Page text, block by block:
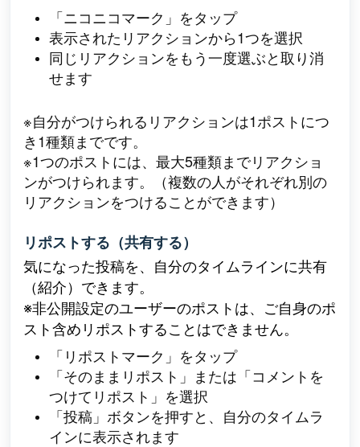
「ニコニコマーク」をタップ
表示されたリアクションから1つを選択
同じリアクションをもう一度選ぶと取り消
せます
※自分がつけられるリアクションは1ポストにつ
き1種類までです。
※1つのポストには、最大5種類までリアクショ
ンがつけられます。（複数の人がそれぞれ別の
リアクションをつけることができます）
リポストする（共有する）
気になった投稿を、自分のタイムラインに共有
（紹介）できます。
※非公開設定のユーザーのポストは、ご自身のポ
スト含めリポストすることはできません。
「リポストマーク」をタップ
「そのままリポスト」または「コメントを
つけてリポスト」を選択
「投稿」ボタンを押すと、自分のタイムラ
インに表示されます